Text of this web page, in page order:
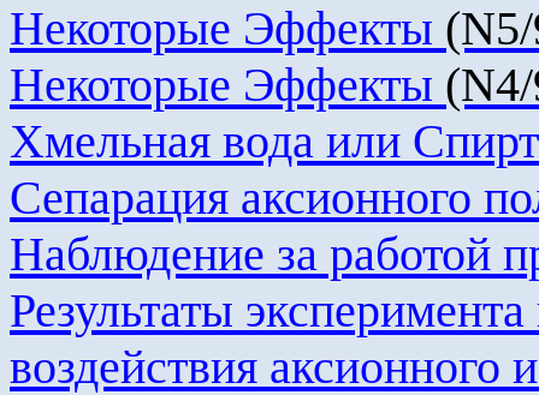
Некоторые Эффекты
Некоторые Эффекты
Хмельная вода или
Сепарация аксионного
Наблюдение за работой
Результаты
воздействия аксионного